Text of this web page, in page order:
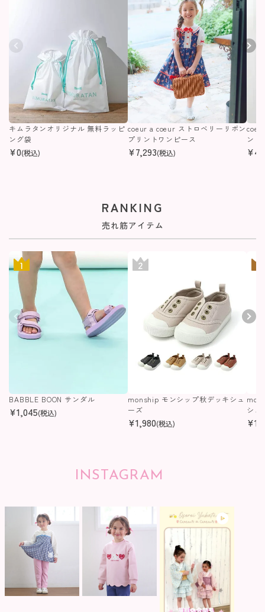
キムラタンオリジナル 無料ラッピ
ング袋
¥0(税込)
coeur a coeur ストロベリーリボン
プリントワンピース
¥7,293(税込)
ンピ
¥
RANKING
売れ筋アイテム
BABBLE BOON サンダル
¥1,045(税込)
monship モンシップ秋デッキシュ
ーズ
¥1,980(税込)
シュ
¥
INSTAGRAM